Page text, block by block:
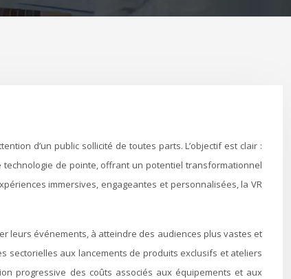
de pointe, offrant un potentiel transformationnel
immersives, engageantes et personnalisées, la VR
leurs événements, à atteindre des audiences plus vastes et
sectorielles aux lancements de produits exclusifs et ateliers
progressive des coûts associés aux équipements et aux